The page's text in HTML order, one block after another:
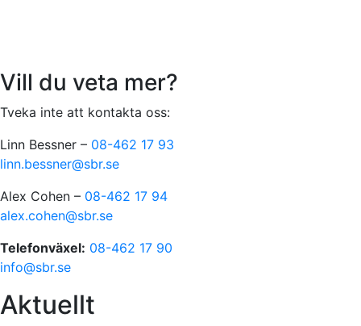
Vill du veta mer?
Tveka inte att kontakta oss:
Linn Bessner – 08-462 17 93
linn.bessner@sbr.se
Alex Cohen – 08-462 17 94
alex.cohen@sbr.se
Telefonväxel: 08-462 17 90
info@sbr.se
Aktuellt